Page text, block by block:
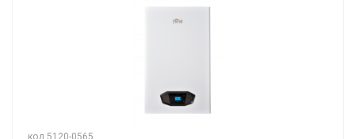
код 5120-0565